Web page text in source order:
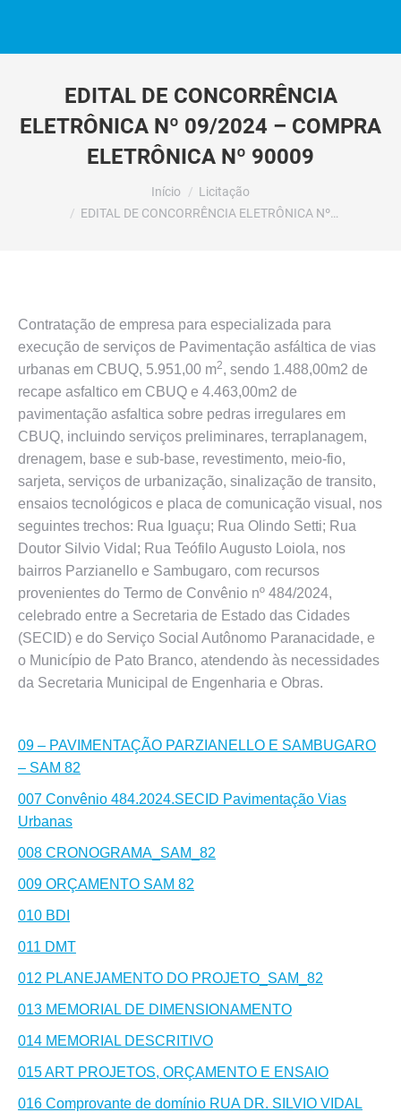
EDITAL DE CONCORRÊNCIA
ELETRÔNICA Nº 09/2024 – COMPRA
ELETRÔNICA Nº 90009
Início
Licitação
EDITAL DE CONCORRÊNCIA ELETRÔNICA Nº…
Contratação de empresa para especializada para
execução de serviços de Pavimentação asfáltica de vias
urbanas em CBUQ, 5.951,00 m2, sendo 1.488,00m2 de
recape asfaltico em CBUQ e 4.463,00m2 de
pavimentação asfaltica sobre pedras irregulares em
CBUQ, incluindo serviços preliminares, terraplanagem,
drenagem, base e sub-base, revestimento, meio-fio,
sarjeta, serviços de urbanização, sinalização de transito,
ensaios tecnológicos e placa de comunicação visual, nos
seguintes trechos: Rua Iguaçu; Rua Olindo Setti; Rua
Doutor Silvio Vidal; Rua Teófilo Augusto Loiola, nos
bairros Parzianello e Sambugaro, com recursos
provenientes do Termo de Convênio nº 484/2024,
celebrado entre a Secretaria de Estado das Cidades
(SECID) e do Serviço Social Autônomo Paranacidade, e
o Município de Pato Branco, atendendo às necessidades
da Secretaria Municipal de Engenharia e Obras.
09 – PAVIMENTAÇÃO PARZIANELLO E SAMBUGARO
– SAM 82
007 Convênio 484.2024.SECID Pavimentação Vias
Urbanas
008 CRONOGRAMA_SAM_82
009 ORÇAMENTO SAM 82
010 BDI
011 DMT
012 PLANEJAMENTO DO PROJETO_SAM_82
013 MEMORIAL DE DIMENSIONAMENTO
014 MEMORIAL DESCRITIVO
015 ART PROJETOS, ORÇAMENTO E ENSAIO
016 Comprovante de domínio RUA DR. SILVIO VIDAL